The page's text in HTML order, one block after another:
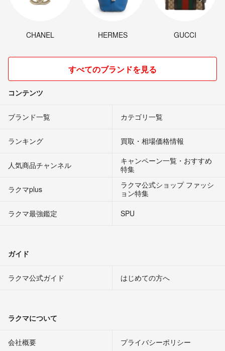
CHANEL HERMES GUCCI
すべてのブランドを見る
コンテンツ
ブランド一覧 カテゴリ一覧
ランキング 買取・相場価格情報
人気商品チャンネル
キャンペーン一覧・おすすめ
特集
ラクマplus
ラクマ公式ショップ ファッシ
ョン特集
ラクマ最強鑑定
SPU
ガイド
ラクマ公式ガイド はじめての方へ
ラクマについて
会社概要 プライバシーポリシー